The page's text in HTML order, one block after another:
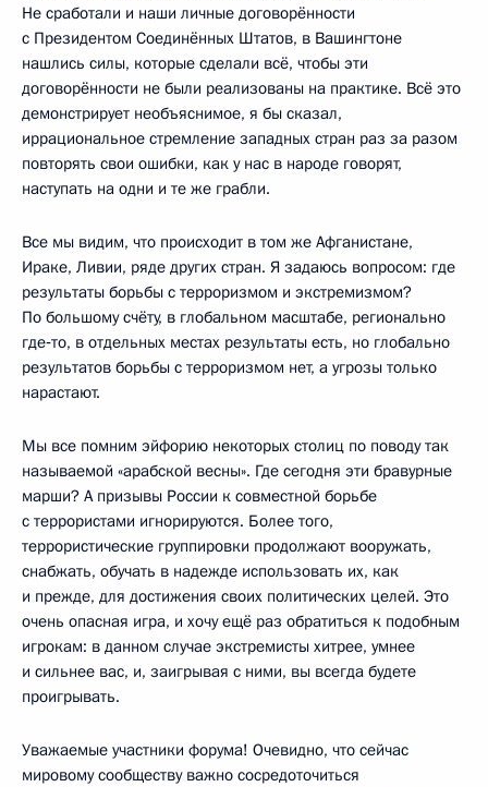
Не сработали и наши личные договорённости
с Президентом Соединённых Штатов, в Вашингтоне
нашлись силы, которые сделали всё, чтобы эти
договорённости не были реализованы на практике. Всё это
демонстрирует необъяснимое, я бы сказал,
иррациональное стремление западных стран раз за разом
повторять свои ошибки, как у нас в народе говорят,
наступать на одни и те же грабли.
Все мы видим, что происходит в том же Афганистане,
Ираке, Ливии, ряде других стран. Я задаюсь вопросом: где
результаты борьбы с терроризмом и экстремизмом?
По большому счёту, в глобальном масштабе, регионально
где‑то, в отдельных местах результаты есть, но глобально
результатов борьбы с терроризмом нет, а угрозы только
нарастают.
Мы все помним эйфорию некоторых столиц по поводу так
называемой «арабской весны». Где сегодня эти бравурные
марши? А призывы России к совместной борьбе
с террористами игнорируются. Более того,
террористические группировки продолжают вооружать,
снабжать, обучать в надежде использовать их, как
и прежде, для достижения своих политических целей. Это
очень опасная игра, и хочу ещё раз обратиться к подобным
игрокам: в данном случае экстремисты хитрее, умнее
и сильнее вас, и, заигрывая с ними, вы всегда будете
проигрывать.
Уважаемые участники форума! Очевидно, что сейчас
мировому сообществу важно сосредоточиться